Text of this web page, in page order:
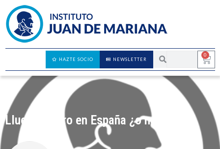
0
NEWSLETTER
HAZTE SOCIO
Llueve dinero en España ¿o no?